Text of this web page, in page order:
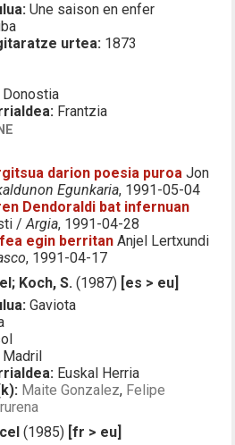
Une saison en enfer
urtea: 1873
Donostia
Frantzia
darion poesia puroa Jon
Egunkaria, 1991-05-04
Dendoraldi bat infernuan
/Argia, 1991-04-28
egin berritan Anjel Lertxundi
, 1991-04-17
Koch, S. (1987) [es > eu]
Gaviota
Madril
Euskal Herria
Maite Gonzalez, Felipe
(1985) [fr > eu]